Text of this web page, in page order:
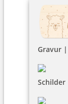
Gravur
Schilder